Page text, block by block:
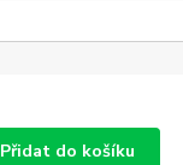
Přidat do košíku